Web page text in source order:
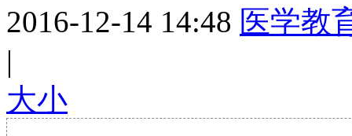
2016-12-14 14:48 医学教
|
大小